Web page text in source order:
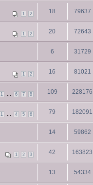
1 2 18 79637
1 2 20 72643
6 31729
1 2 16 81021
1 6 7 8 109 228176
1 4 5 6 79 182091
14 59862
1 2 3 42 163823
13 54334